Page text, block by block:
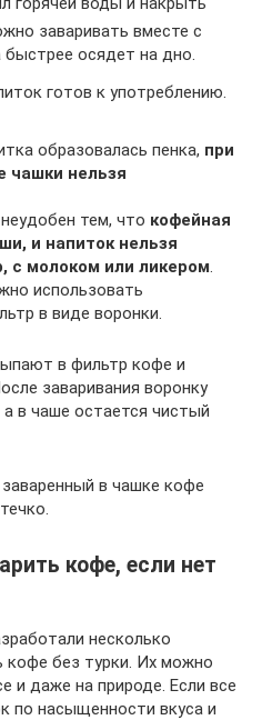
заваривать вместе с
быстрее осядет на дно.
готов к употреблению.
образовалась пенка, при
чашки нельзя
тем, что кофейная
и напиток нельзя
с молоком или ликером
использовать
в виде воронки.
в фильтр кофе и
заваривания воронку
в чаше остается чистый
в чашке кофе
кофе, если нет
несколько
кофе без турки. Их можно
и даже на природе. Если все
по насыщенности вкуса и